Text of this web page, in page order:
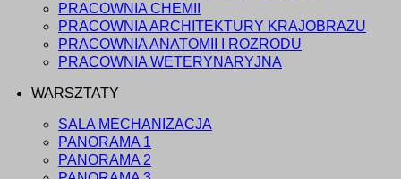
PRACOWNIA CHEMII
PRACOWNIA ARCHITEKTURY KRAJOBRAZU
PRACOWNIA ANATOMII I ROZRODU
PRACOWNIA WETERYNARYJNA
WARSZTATY
SALA MECHANIZACJA
PANORAMA 1
PANORAMA 2